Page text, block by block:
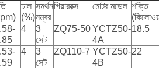
ঢাল
(%)
সমর্থন
নম্বর
গিয়ারবক্স মোটর মডেল শক্তি
4
3
সেট
ZQ75-50YCTZ50-
4A
18.5
4
3
সেট
ZQ110-7 YCTZ50-
4B
22